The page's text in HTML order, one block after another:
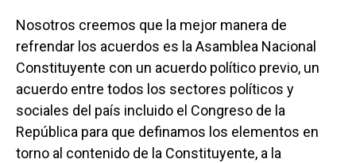
Nosotros creemos que la mejor manera de
refrendar los acuerdos es la Asamblea Nacional
Constituyente con un acuerdo político previo, un
acuerdo entre todos los sectores políticos y
sociales del país incluido el Congreso de la
República para que definamos los elementos en
torno al contenido de la Constituyente, a la